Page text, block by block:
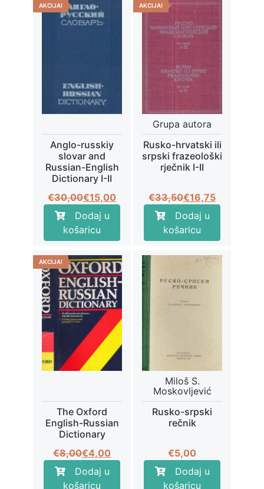
AKCIJA!
Anglo-russkiy
slovar and
Russian-English
Dictionary I-II
€30,00Izvorna
cijena
bila
je:
€30,00.
€15,00
Trenutna
cijena
je:
€15,00.
Dodaj u
košaricu
AKCIJA!
Grupa autora
Rusko-hrvatski ili
srpski frazeološki
rječnik I-II
€33,50Izvorna
cijena
bila
je:
€33,50.
€16,75
Trenutna
cijena
je:
€16,75.
Dodaj u
košaricu
AKCIJA!
The Oxford
English-Russian
Dictionary
€8,00Izvorna
cijena
bila
€4,00
Trenutna
cijena
je:
Dodaj u
košaricu
Miloš S.
Moskovljević
Rusko-srpski
rečnik
€5,00
Dodaj u
košaricu